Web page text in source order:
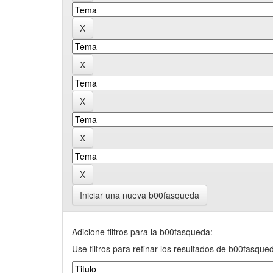
Iniciar una nueva b00fasqueda
Adicione filtros para la b00fasqueda:
Use filtros para refinar los resultados de